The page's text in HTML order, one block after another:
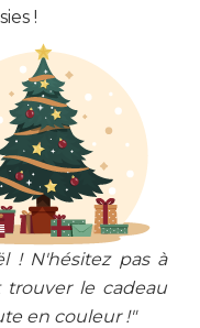
!
! N'hésitez pas à
trouver le cadeau
en couleur !"